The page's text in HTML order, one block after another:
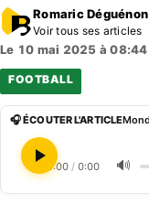
Romaric Déguénon
Voir tous ses articles
Le 10 mai 2025 à 08:44
FOOTBALL
🎧 ÉCOUTER L'ARTICLE
0:00 / 0:00 🔊